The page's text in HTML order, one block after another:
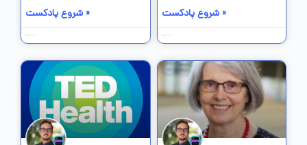
شروع پادکست »
16 خرداد 1403
شروع پادکست »
15 خرداد 1403